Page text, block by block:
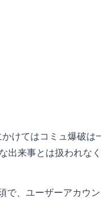
けてはコミュ爆破は
出来事とは扱われな
で、ユーザーアカウ